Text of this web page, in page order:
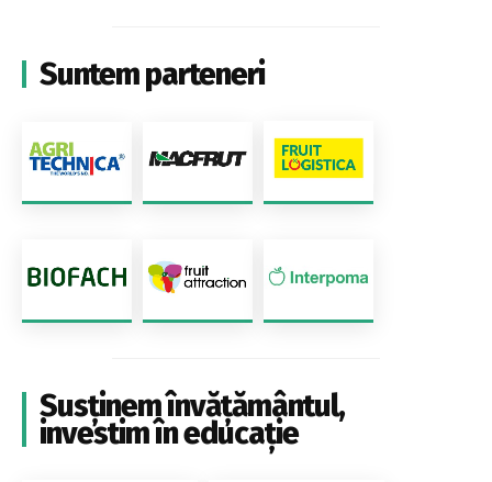
Suntem parteneri
Susținem învățământul,
investim în educație